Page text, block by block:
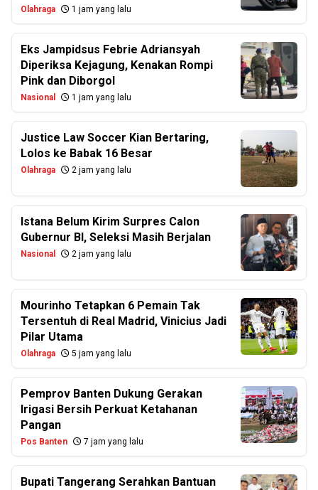
Olahraga 1 jam yang lalu
Eks Jampidsus Febrie Adriansyah
Diperiksa Kejagung, Kenakan Rompi
Pink dan Diborgol
Nasional 1 jam yang lalu
Justice Law Soccer Kian Bertaring,
Lolos ke Babak 16 Besar
Olahraga 2 jam yang lalu
Istana Belum Kirim Surpres Calon
Gubernur BI, Seleksi Masih Berjalan
Nasional 2 jam yang lalu
Mourinho Tetapkan 6 Pemain Tak
Tersentuh di Real Madrid, Vinicius Jadi
Pilar Utama
Olahraga 5 jam yang lalu
Pemprov Banten Dukung Gerakan
Irigasi Bersih Perkuat Ketahanan
Pangan
Pos Banten 7 jam yang lalu
Bupati Tangerang Serahkan Bantuan